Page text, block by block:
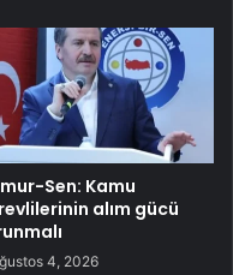
Sen: Kamu
alım gücü
4, 2026